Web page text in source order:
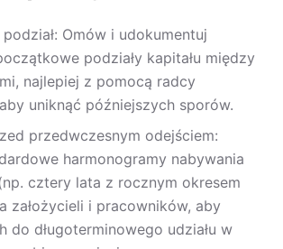
Omów i udokumentuj
podziały kapitału między
najlepiej z pomocą radcy
uniknąć późniejszych sporów.
przedwczesnym odejściem:
harmonogramy nabywania
cztery lata z rocznym okresem
założycieli i pracowników, aby
do długoterminowego udziału w